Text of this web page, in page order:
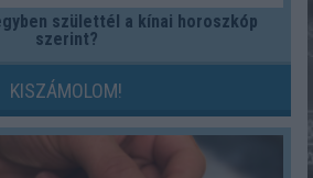
születtél a kínai horoszkóp
szerint?
KISZÁMOLOM!